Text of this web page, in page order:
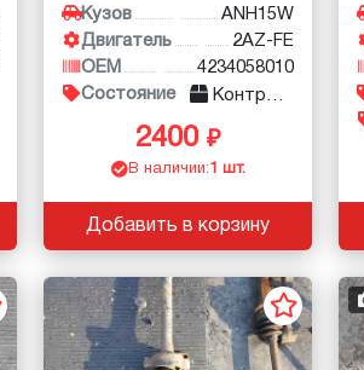
Кузов
ANH15W
Двигатель
2AZ-FE
OEM
4234058010
Состояние
Контракт
2400
В наличии:1 шт.
Добавить в корзину